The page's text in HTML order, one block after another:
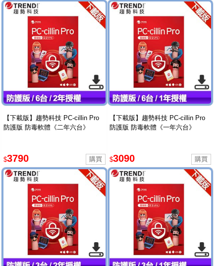
【下載版】趨勢科技 PC-cillin Pro
防護版 防毒軟體《二年六台》
$3790
【下載版】趨勢科技 PC-cillin Pro
防護版 防毒軟體《一年六台》
$3090